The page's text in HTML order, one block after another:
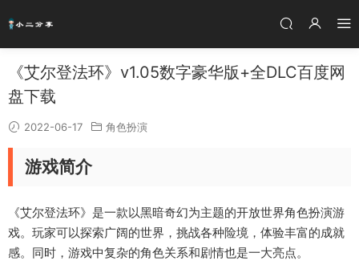
《艾尔登法环》v1.05数字豪华版+全DLC百度网
盘下载
2022-06-17 角色扮演
游戏简介
《艾尔登法环》是一款以黑暗奇幻为主题的开放世界角色扮演游
戏。玩家可以探索广阔的世界，挑战各种险境，体验丰富的成就
感。同时，游戏中复杂的角色关系和剧情也是一大亮点。